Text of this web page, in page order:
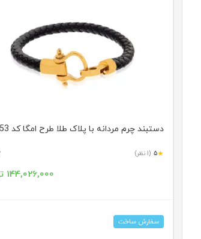
دستبند چرم مردانه با پلاک طلا طرح امگا کد MB153
★
5 (1 نظر)
144,026,000 تومان
سفارش ساخت